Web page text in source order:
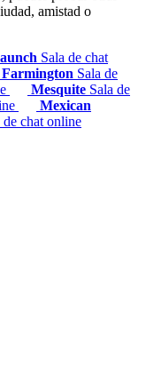
amistad o
Sala de chat
Farmington Sala de
Mesquite Sala de
Mexican
de chat online